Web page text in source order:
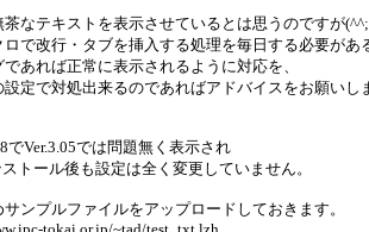
茶なテキストを表示させているとは思うのですが
ロで改行・タブを挿入する処理を毎日する必要があ
であれば正常に表示されるように対応を、
定で対処出来るのであればアドバイスをお願いし
でVer.3.05では問題無く表示され
トール後も設定は全く変更していません。
ンプルファイルをアップロードしておきます。